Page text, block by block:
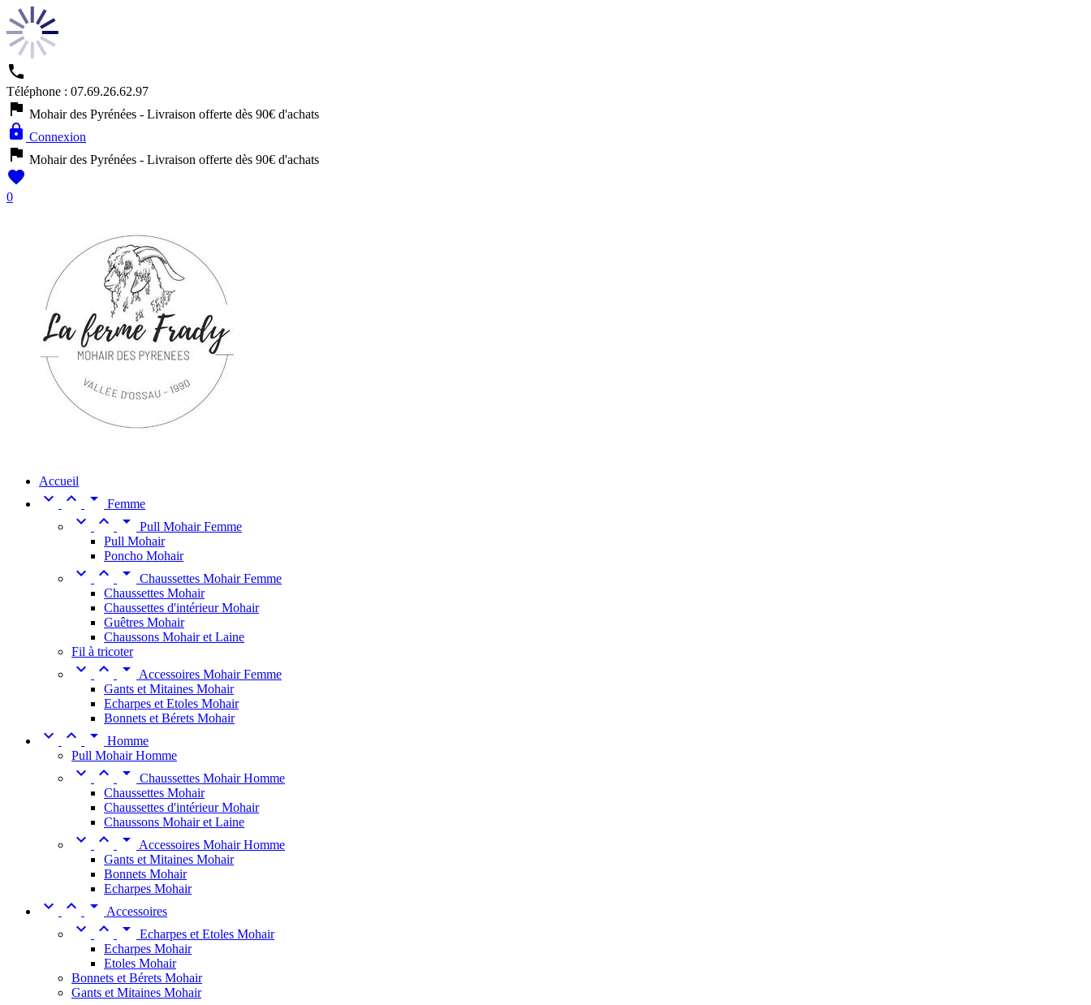

Téléphone : 07.69.26.62.97
 Mohair des Pyrénées - Livraison offerte dès 90€ d'achats
 Connexion
 Mohair des Pyrénées - Livraison offerte dès 90€ d'achats

0
Accueil
   Femme
  
Pull Mohair Femme
Pull Mohair
Poncho Mohair
  
Chaussettes Mohair Femme
Chaussettes Mohair
Chaussettes d'intérieur Mohair
Guêtres Mohair
Chaussons Mohair et Laine
Fil à tricoter
  
Accessoires Mohair Femme
Gants et Mitaines Mohair
Echarpes et Etoles Mohair
Bonnets et Bérets Mohair
  
Homme
Pull Mohair Homme
  
Chaussettes Mohair Homme
Chaussettes Mohair
Chaussettes d'intérieur Mohair
Chaussons Mohair et Laine
  
Accessoires Mohair Homme
Gants et Mitaines Mohair
Bonnets Mohair
Echarpes Mohair
   Accessoires
  
Echarpes et Etoles Mohair
Echarpes Mohair
Etoles Mohair
Bonnets et Bérets Mohair
Gants et Mitaines Mohair